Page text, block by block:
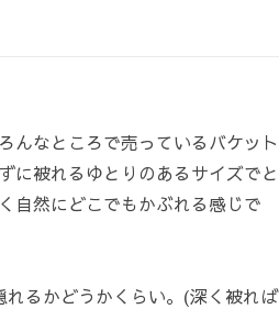
んなところで売っているバケット
に被れるゆとりのあるサイズでと
自然にどこでもかぶれる感じで
るかどうかくらい。(深く被れば